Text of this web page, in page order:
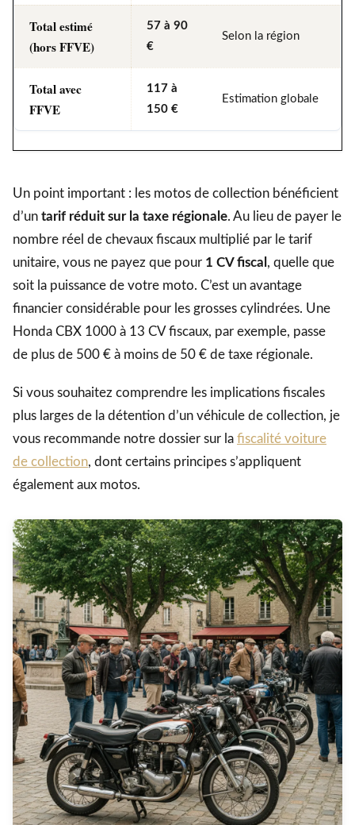
Total estimé
(hors FFVE)
57 à 90
€
Selon la région
Total avec
FFVE
117 à
150 €
Estimation globale
Un point important : les motos de collection bénéficient
d’un tarif réduit sur la taxe régionale. Au lieu de payer le
nombre réel de chevaux fiscaux multiplié par le tarif
unitaire, vous ne payez que pour 1 CV fiscal , quelle que
soit la puissance de votre moto. C’est un avantage
financier considérable pour les grosses cylindrées. Une
Honda CBX 1000 à 13 CV fiscaux, par exemple, passe
de plus de 500 € à moins de 50 € de taxe régionale.
Si vous souhaitez comprendre les implications fiscales
plus larges de la détention d’un véhicule de collection, je
vous recommande notre dossier sur la fiscalité voiture
de collection, dont certains principes s’appliquent
également aux motos.